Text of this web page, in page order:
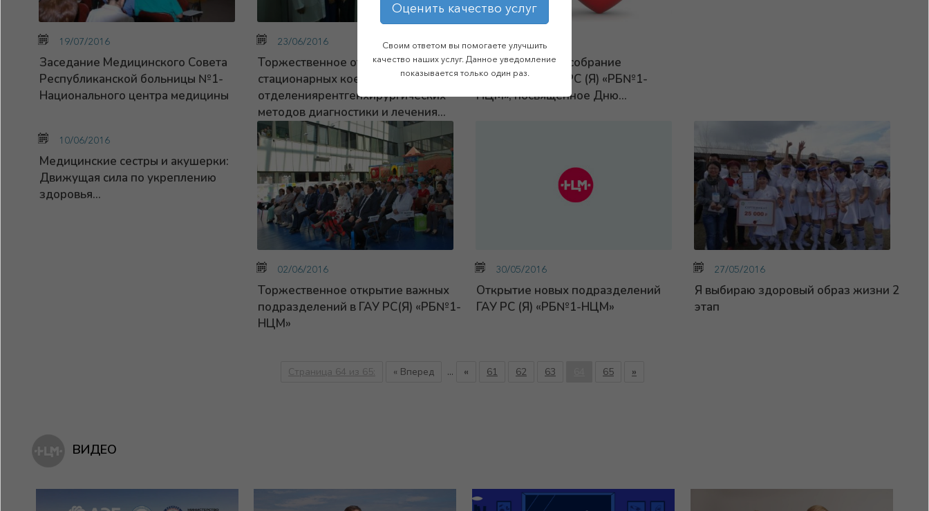
19/07/2016
Заседание Медицинского Совета
Республиканской больницы №1-
Национального центра медицины
23/06/2016
Торжественное открытие
стационарных коек
отделениярентгенхирургических
методов диагностики и лечения...
22/06/2016
Торжественное собрание
коллектива ГАУ РС (Я) «РБ№1-
НЦМ», посвященное Дню...
10/06/2016
Медицинские сестры и акушерки:
Движущая сила по укреплению
здоровья...
02/06/2016
Торжественное открытие важных
подразделений в ГАУ РС(Я) «РБ№1-
НЦМ»
30/05/2016
Открытие новых подразделений
ГАУ РС (Я) «РБ№1-НЦМ»
27/05/2016
Я выбираю здоровый образ жизни 2
этап
Страница 64 из 65: « Вперед ... « 61 62 63 65 »
ВИДЕО
Оценить качество услуг
Своим ответом вы помогаете улучшить
качество наших услуг. Данное уведомление
показывается только один раз.